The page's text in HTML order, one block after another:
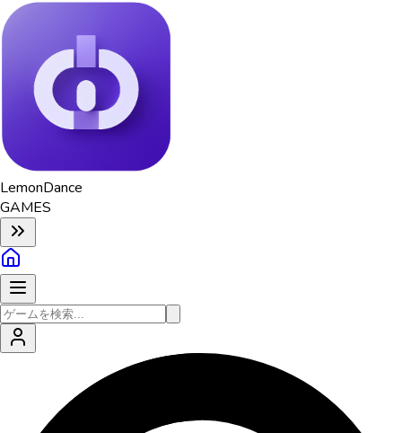
LemonDance
GAMES